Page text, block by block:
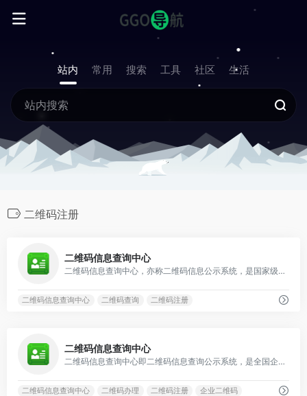
站内 常用 搜索 工具 社区 生活
二维码注册
二维码信息查询中心
二维码信息查询中心，亦称二维码信息公示系统，是国家级的企业二维码信息验证与查询平台。
二维码信息查询中心 二维码查询 二维码注册
二维码信息查询中心
二维码信息查询中心即二维码信息查询公示系统，是全国企业二维码信息查询验证中心，对外公示企业二维码信息系统。本着“公平、公开、公正”的执行理念，开放并接受社会各界的监督和建议、咨询。
二维码信息查询中心 二维码办理 二维码注册 企业二维码